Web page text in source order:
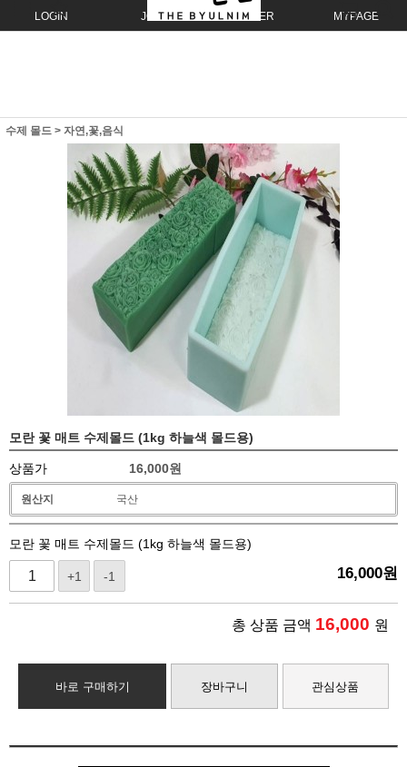
LOGIN JOIN ORDER MYPAGE
수제 몰드 > 자연,꽃,음식
모란 꽃 매트 수제몰드 (1kg 하늘색 몰드용)
상품가 16,000원
원산지 국산
모란 꽃 매트 수제몰드 (1kg 하늘색 몰드용)
+1 -1 16,000원
총 상품 금액 16,000 원
바로 구매하기 장바구니 관심상품